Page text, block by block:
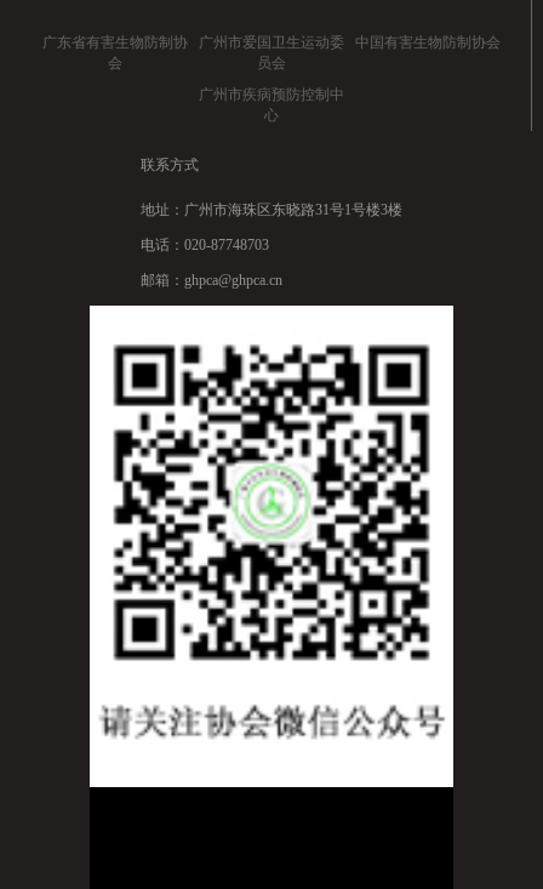
广东省有害生物防制协
会
广州市爱国卫生运动委
员会
中国有害生物防制协会
广州市疾病预防控制中
心
联系方式
地址：广州市海珠区东晓路31号1号楼3楼
电话：020-87748703
邮箱：ghpca@ghpca.cn